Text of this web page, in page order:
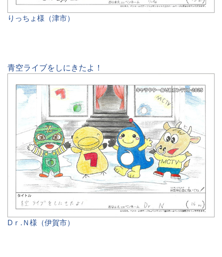
りっちょ様（津市）
青空ライブをしにきたよ！
Dｒ.Ｎ様（伊賀市）